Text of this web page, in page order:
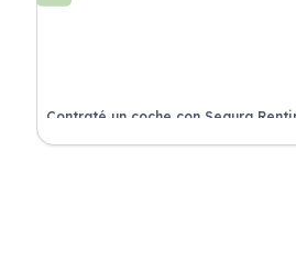
Contraté un coche con Segura
experiencia fantástica. Todo